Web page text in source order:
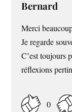
Bernard
Merci
Je regarde
C’est toujours
réflexions
0